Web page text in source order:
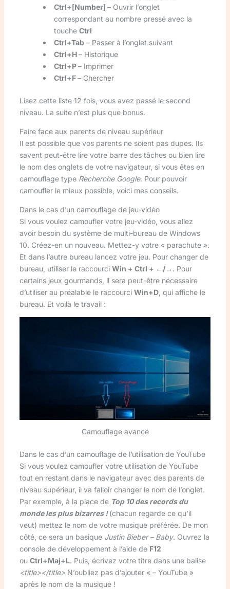
Ctrl+[Number] – Ouvrir l’onglet
correspondant au nombre pressé avec la
touche Ctrl
Ctrl+Tab– Passer à l’onglet suivant
Ctrl+H– Historique
Ctrl+P– Imprimer
Ctrl+F– Chercher
Lisez cette liste 12 fois, vous avez passé le second
niveau. La suite n’est plus que bonus.
Faire face aux parents de niveau supérieur
Il est possible que vos parents ne soient pas dupes. Ils
savent peut-être lire votre barre des tâches ou bien lire
le nom des onglets de votre navigateur, si vous êtes en
camouflage type Recherche Google. Pour pouvoir
camoufler le mieux possible, voici mes conseils.
Dans le cas d’un camouflage de jeu-vidéo
Si vous voulez camoufler votre jeu-vidéo, vous allez
avoir besoin du système de multi-bureau de Windows
10. Créez-en un nouveau. Mettez-y votre « parachute ».
Et dans l’autre bureau lancez votre jeu. Pour changer de
bureau, utiliser le raccourci Win + Ctrl + ←/→ . Pour
certains jeux gourmands, il sera peut-être nécessaire
d’utiliser au préalable le raccourci Win+D, qui affiche le
bureau. Et voilà le travail :
Camouflage avancé
Dans le cas d’un camouflage de l’utilisation de YouTube
Si vous voulez camoufler votre utilisation de YouTube
tout en restant dans le navigateur avec des parents de
niveau supérieur, il va falloir changer le nom de l’onglet.
Par exemple, à la place de Top 10 des records du
monde les plus bizarres !(chacun regarde ce qu’il
veut) mettez le nom de votre musique préférée. De mon
côté, ce sera un basique Justin Bieber – Baby. Ouvrez la
console de développement à l’aide de F12
ou Ctrl+Maj+L. Puis, écrivez votre titre dans une balise
<title></title>N’oubliez pas d’ajouter « – YouTube »
après le nom de la musique !